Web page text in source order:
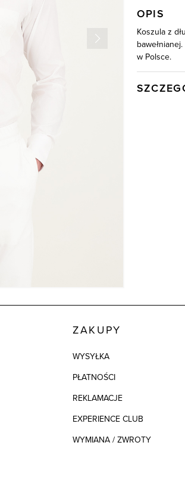
OPIS
Koszula z
w Polsce.
ZAKUPY
WYSYŁKA
PŁATNOŚCI
REKLAMACJE
EXPERIENCE CLUB
WYMIANA / ZWROTY